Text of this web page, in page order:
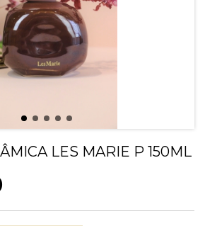
LES MARIE P 150ML